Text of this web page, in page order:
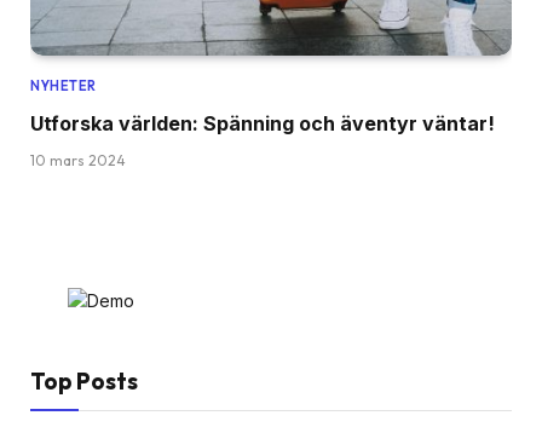
NYHETER
Utforska världen: Spänning och äventyr väntar!
10 mars 2024
Top Posts